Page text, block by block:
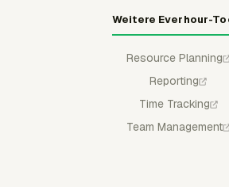
Weitere Everhour-
Resource Planning
Reporting
Time Tracking
Team Management